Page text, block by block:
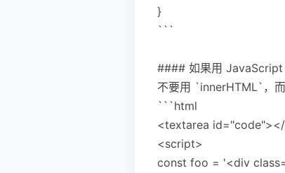
}
```
#### 如果用 JavaScript
不要用 `innerHTML`，
```html
<textarea
<script>
const foo = '<div